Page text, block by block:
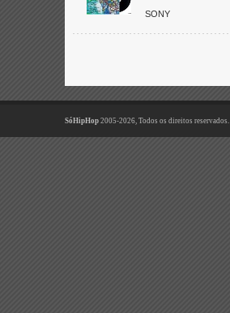
SONY
SóHipHop 2005-2026, Todos os direitos reservados.